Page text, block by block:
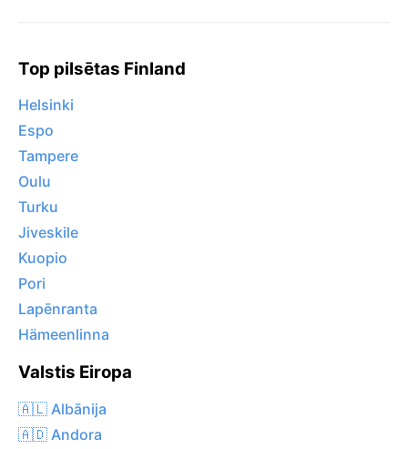
Top pilsētas Finland
Helsinki
Espo
Tampere
Oulu
Turku
Jiveskile
Kuopio
Pori
Lapēnranta
Hämeenlinna
Valstis Eiropa
🇦🇱 Albānija
🇦🇩 Andora